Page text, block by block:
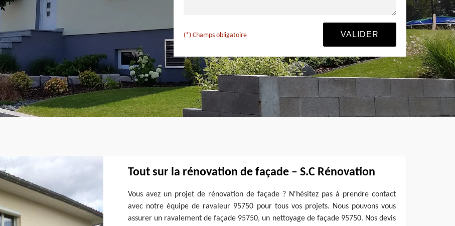
(*) Champs obligatoire
Tout sur la rénovation de façade – S.C Rénovation
Vous avez un projet de rénovation de façade ? N'hésitez pas à prendre contact
avec notre équipe de ravaleur 95750 pour tous vos projets. Nous pouvons vous
assurer un ravalement de façade 95750, un nettoyage de façade 95750. Nos devis